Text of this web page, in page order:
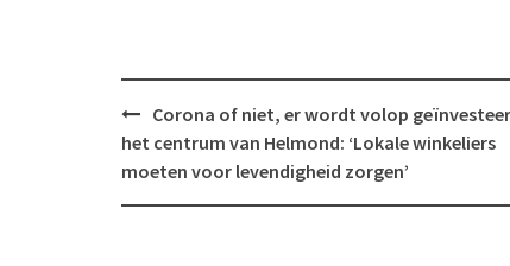
Post
navigation
Corona of niet, er wordt volop
het centrum van Helmond: ‘Lokale winkeliers
moeten voor levendigheid zorgen’